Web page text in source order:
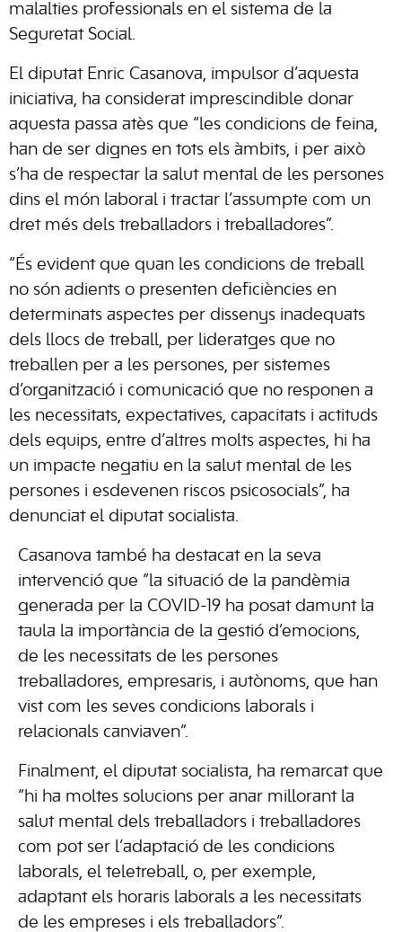
malalties professionals en el sistema de la
Seguretat Social.
El diputat Enric Casanova, impulsor d’aquesta
iniciativa, ha considerat imprescindible donar
aquesta passa atès que “les condicions de feina,
han de ser dignes en tots els àmbits, i per això
s’ha de respectar la salut mental de les persones
dins el món laboral i tractar l’assumpte com un
dret més dels treballadors i treballadores”.
“És evident que quan les condicions de treball
no són adients o presenten deficiències en
determinats aspectes per dissenys inadequats
dels llocs de treball, per lideratges que no
treballen per a les persones, per sistemes
d’organització i comunicació que no responen a
les necessitats, expectatives, capacitats i actituds
dels equips, entre d’altres molts aspectes, hi ha
un impacte negatiu en la salut mental de les
persones i esdevenen riscos psicosocials”, ha
denunciat el diputat socialista.
Casanova també ha destacat en la seva
intervenció que “la situació de la pandèmia
generada per la COVID-19 ha posat damunt la
taula la importància de la gestió d’emocions,
de les necessitats de les persones
treballadores, empresaris, i autònoms, que han
vist com les seves condicions laborals i
relacionals canviaven”.
Finalment, el diputat socialista, ha remarcat que
“hi ha moltes solucions per anar millorant la
salut mental dels treballadors i treballadores
com pot ser l’adaptació de les condicions
laborals, el teletreball, o, per exemple,
adaptant els horaris laborals a les necessitats
de les empreses i els treballadors”.